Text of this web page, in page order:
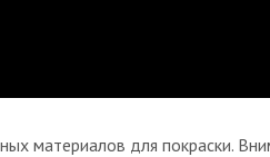
материалов для покраски.